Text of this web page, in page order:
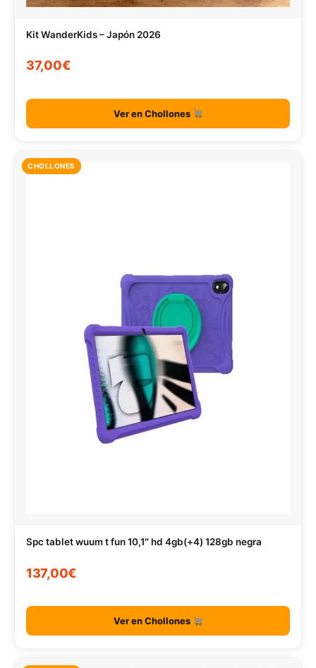
Kit WanderKids – Japón 2026
37,00€
Ver en Chollones
CHOLLONES
Spc tablet wuum t fun 10,1″ hd 4gb(+4) 128gb negra
137,00€
Ver en Chollones